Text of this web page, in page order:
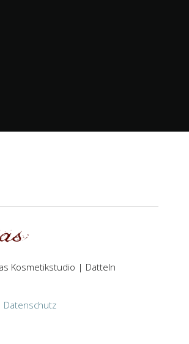
Kosmetikstudio | Datteln
Datenschutz